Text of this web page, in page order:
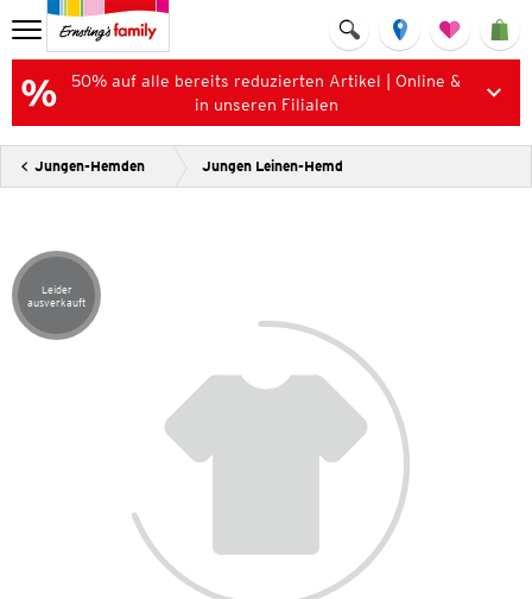
50% auf alle bereits reduzierten Artikel | Online &
in unseren Filialen
Jungen-Hemden Jungen Leinen-Hemd
Artikel leider ausverkauft
Leider
ausverkauft